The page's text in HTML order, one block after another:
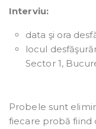
Interviu:
data şi ora
locul
Sector 1,
Probele sunt
fiecare probă fiind